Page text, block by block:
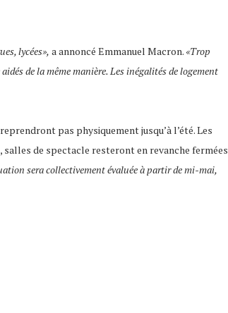
lycées», a annoncé Emmanuel Macron.«Trop
de la même manière. Les inégalités de logement
pas physiquement jusqu’à l’été. Les
de spectacle resteront en revanche fermées
sera collectivement évaluée à partir de mi-mai,